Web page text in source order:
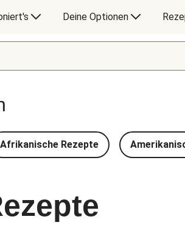
Deine Optionen
Afrikanische Rezepte